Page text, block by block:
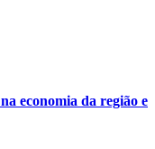
economia da região e